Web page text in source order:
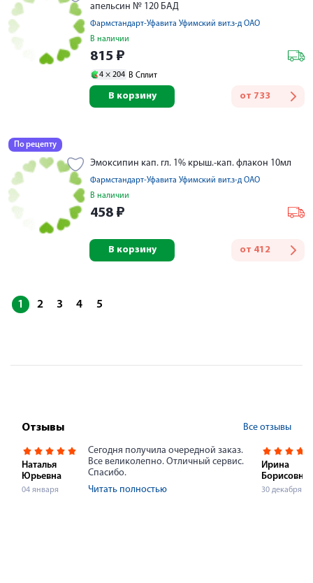
апельсин № 120 БАД
Фармстандарт-Уфавита Уфимский вит.з-д ОАО
В наличии
815 ₽
4 × 204 В Сплит
от 733
В корзину
По рецепту
Эмоксипин кап. гл. 1% крыш.-кап. флакон 10мл
Фармстандарт-Уфавита Уфимский вит.з-д ОАО
В наличии
458 ₽
от 412
В корзину
1 2 3 4 5
Отзывы Все отзывы
Наталья
Юрьевна
04 января
Сегодня получила очередной заказ.
Все великолепно. Отличный сервис.
Спасибо.
Читать полностью
Ирина
Борисовна
30 декабря